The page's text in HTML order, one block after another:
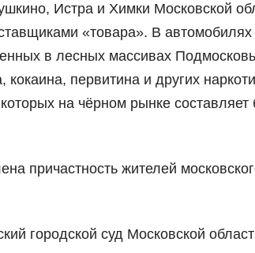
Истра и Химки Московской
«товара». В автомобилях
в лесных массивах
первитина и других
на чёрном рынке составляет
причастность жителей
городской суд Московской